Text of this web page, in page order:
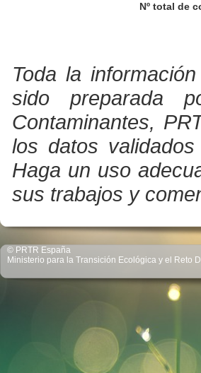
Nº total de
Toda la
sido preparada
Contaminantes,
los datos
Haga un uso
sus trabajos y
© PRTR España
Ministerio para la Transición Ecológica y el Reto